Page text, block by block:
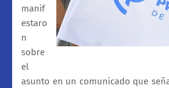
manif
estaro
n
sobre
el
asunto en un comunicado que